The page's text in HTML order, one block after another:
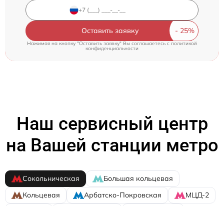
Оставить заявку
Нажимая на кнопку "Оставить заявку" Вы соглашаетесь cполитикой
конфиденциальности
Наш сервисный центр
на Вашей станции метро
Сокольническая
Большая кольцевая
Кольцевая
Арбатско-Покровская
МЦД-2